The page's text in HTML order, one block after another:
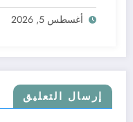
أغسطس 5, 2026
إرسال التعليق